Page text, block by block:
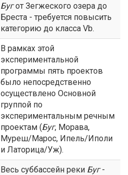
Бугот Зегжеского озера до
Бреста - требуется повысить
категорию до класса Vb.
В рамках этой
экспериментальной
программы пять проектов
было непосредственно
осуществлено Основной
группой по
экспериментальным речным
проектам (Буг, Морава,
Муреш/Марос, Ипель/Иполи
и Латорица/Уж).
Весь суббассейн реки Буг-